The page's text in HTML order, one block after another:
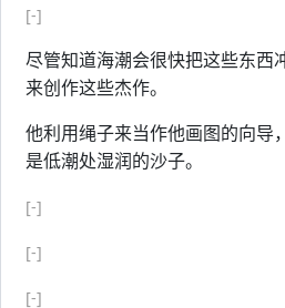
[-]
尽管知道海潮会很快把这些东西
来创作这些杰作。
他利用绳子来当作他画图的向导
是低潮处湿润的沙子。
[-]
[-]
[-]